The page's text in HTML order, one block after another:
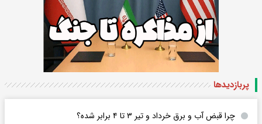
پربازدید‌ها
چرا قبض آب و برق خرداد و تیر ۳ تا ۴ برابر شده؟